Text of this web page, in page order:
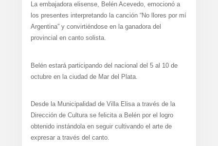
La embajadora elisense, Belén Acevedo, emocionó a
los presentes interpretando la canción “No llores por mí
Argentina” y convirtiéndose en la ganadora del
provincial en canto solista.
Belén estará participando del nacional del 5 al 10 de
octubre en la ciudad de Mar del Plata.
Desde la Municipalidad de Villa Elisa a través de la
Dirección de Cultura se felicita a Belén por el logro
obtenido instándola en seguir cultivando el arte de
expresar a través del canto.